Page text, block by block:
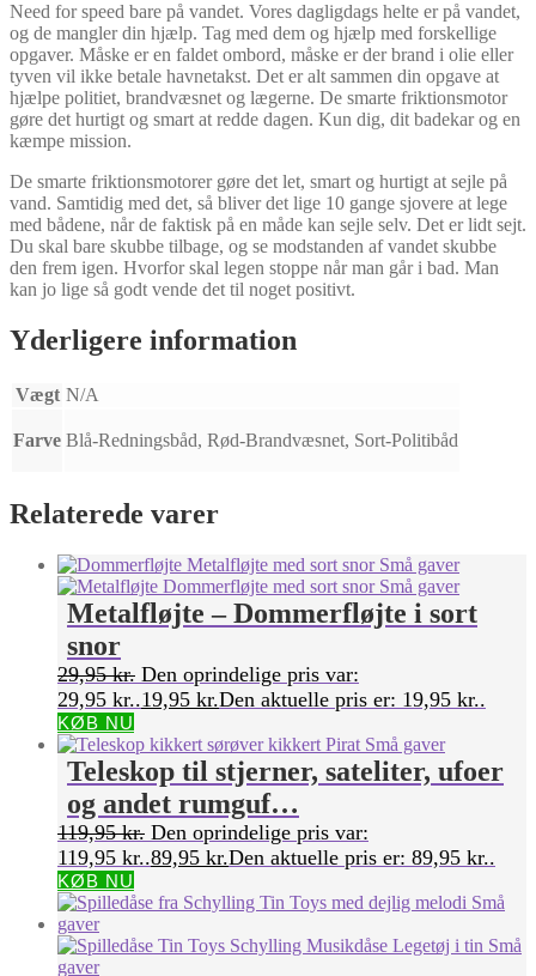
Need for speed bare på vandet. Vores dagligdags helte er på vandet,
og de mangler din hjælp. Tag med dem og hjælp med forskellige
opgaver. Måske er en faldet ombord, måske er der brand i olie eller
tyven vil ikke betale havnetakst. Det er alt sammen din opgave at
hjælpe politiet, brandvæsnet og lægerne. De smarte friktionsmotor
gøre det hurtigt og smart at redde dagen. Kun dig, dit badekar og en
kæmpe mission.
De smarte friktionsmotorer gøre det let, smart og hurtigt at sejle på
vand. Samtidig med det, så bliver det lige 10 gange sjovere at lege
med bådene, når de faktisk på en måde kan sejle selv. Det er lidt sejt.
Du skal bare skubbe tilbage, og se modstanden af vandet skubbe
den frem igen. Hvorfor skal legen stoppe når man går i bad. Man
kan jo lige så godt vende det til noget positivt.
Yderligere information
Vægt N/A
Farve Blå-Redningsbåd, Rød-Brandvæsnet, Sort-Politibåd
Relaterede varer
Metalfløjte – Dommerfløjte i sort
snor
29,95kr. Den oprindelige pris var:
29,95 kr..19,95 kr.Den aktuelle pris er: 19,95 kr..
KØB NU
Teleskop til stjerner, sateliter, ufoer
og andet rumguf…
119,95kr. Den oprindelige pris var:
119,95 kr..89,95 kr.Den aktuelle pris er: 89,95 kr..
KØB NU